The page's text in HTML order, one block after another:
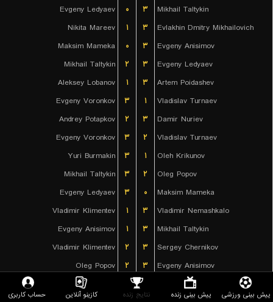
Evgeny Ledyaev
۰ ۳
Mikhail Taltykin
Nikita Mareev
۱ ۳
Evlakhin Dmitry Mikhailovich
Maksim Mameka
۰ ۳
Evgeny Anisimov
Mikhail Taltykin
۲ ۳
Evgeny Ledyaev
Aleksey Lobanov
۱ ۳
Artem Poidashev
Evgeny Voronkov
۳ ۱
Vladislav Turnaev
Andrey Potapkov
۲ ۳
Damir Nuriev
Evgeny Voronkov
۳ ۲
Vladislav Turnaev
Yuri Burmakin
۳ ۱
Oleh Krikunov
Mikhail Taltykin
۳ ۲
Oleg Popov
Evgeny Ledyaev
۳ ۰
Maksim Mameka
Vladimir Klimentev
۱ ۳
Vladimir Nemashkalo
Evgeny Anisimov
۱ ۳
Mikhail Taltykin
Vladimir Klimentev
۲ ۳
Sergey Chernikov
Oleg Popov
۲ ۳
Evgeny Anisimov
Mikhail Taltykin
۳
Maksim Mameka
پیش بینی ورزشی پیش بینی زنده نتایج زنده کازینو آنلاین حساب کاربری